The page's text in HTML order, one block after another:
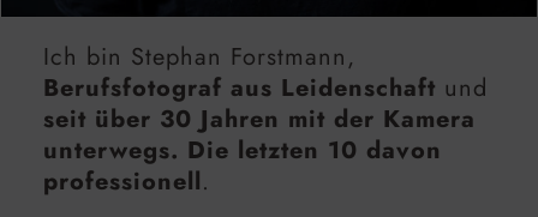
Ich bin Stephan Forstmann,
Berufsfotograf aus Leidenschaft und
seit über 30 Jahren mit der Kamera
unterwegs. Die letzten 10 davon
professionell.